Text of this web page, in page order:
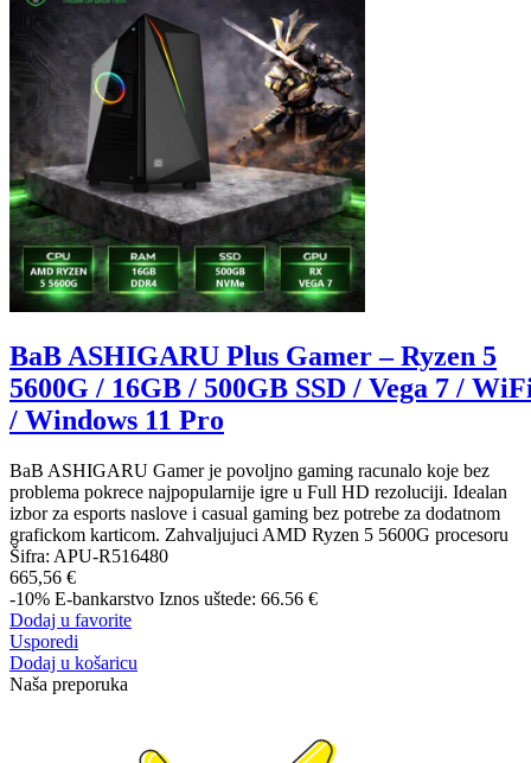
BaB ASHIGARU Plus Gamer – Ryzen 5
5600G / 16GB / 500GB SSD / Vega 7 /
/ Windows 11 Pro
BaB ASHIGARU Gamer je povoljno gaming racunalo koje bez
problema pokrece najpopularnije igre u Full HD rezoluciji. Idealan
izbor za esports naslove i casual gaming bez potrebe za dodatnom
grafickom karticom. Zahvaljujuci AMD Ryzen 5 5600G procesoru
Šifra: APU-R516480
665,56 €
-10% E-bankarstvo Iznos uštede: 66.56 €
Dodaj u favorite
Usporedi
Dodaj u košaricu
Naša preporuka